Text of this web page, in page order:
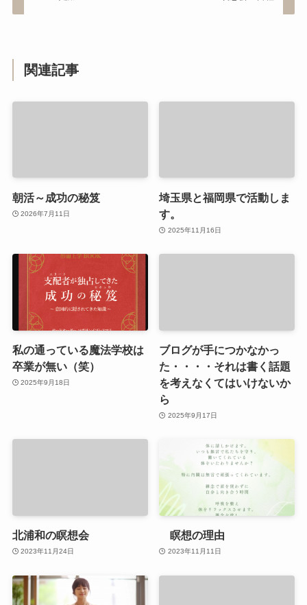
関連記事
朝活～成功の秘笈
2026年7月11日
埼玉県と福岡県で活動しま
す。
2025年11月16日
私の通っている魔法学校は
卒業が無い（笑）
2025年9月18日
ブログが手につかなかっ
た・・・・それは書く話題
を考えなくてはいけないか
ら
2025年9月17日
北浦和の瞑想会
2023年11月24日
瞑想の理由
2023年11月11日